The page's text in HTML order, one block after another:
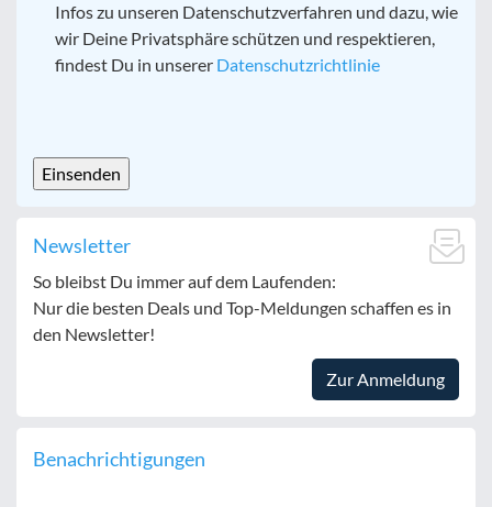
Infos zu unseren Datenschutzverfahren und dazu, wie
wir Deine Privatsphäre schützen und respektieren,
findest Du in unserer Datenschutzrichtlinie
Newsletter
So bleibst Du immer auf dem Laufenden:
Nur die besten Deals und Top-Meldungen schaffen es in
den Newsletter!
Zur Anmeldung
Benachrichtigungen